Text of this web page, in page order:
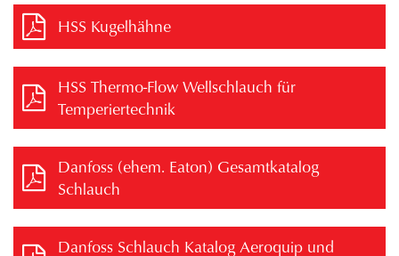
HSS Kugelhähne
HSS Thermo-Flow Wellschlauch für
Temperiertechnik
Danfoss (ehem. Eaton) Gesamtkatalog
Schlauch
Danfoss Schlauch Katalog Aeroquip und